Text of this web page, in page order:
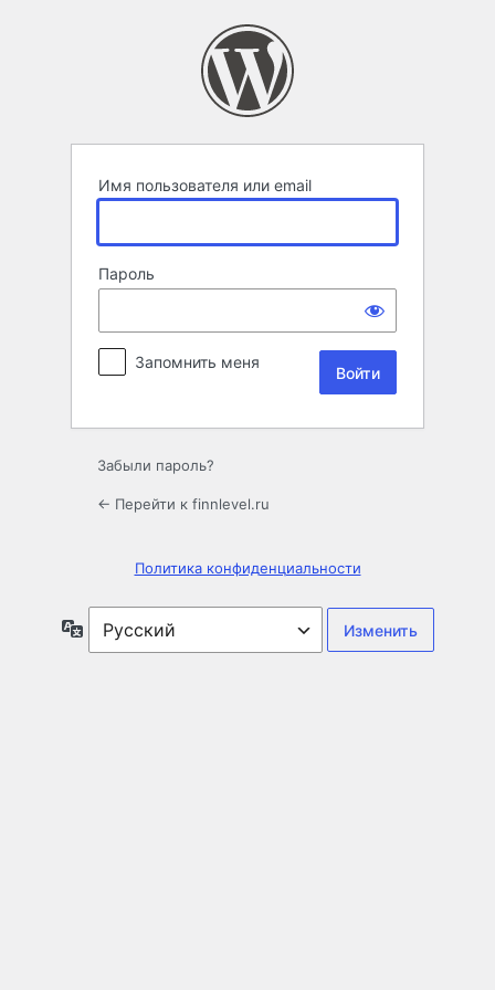
Имя пользователя или email
Пароль
Запомнить меня
Забыли пароль?
← Перейти к finnlevel.ru
Политика конфиденциальности
Язык